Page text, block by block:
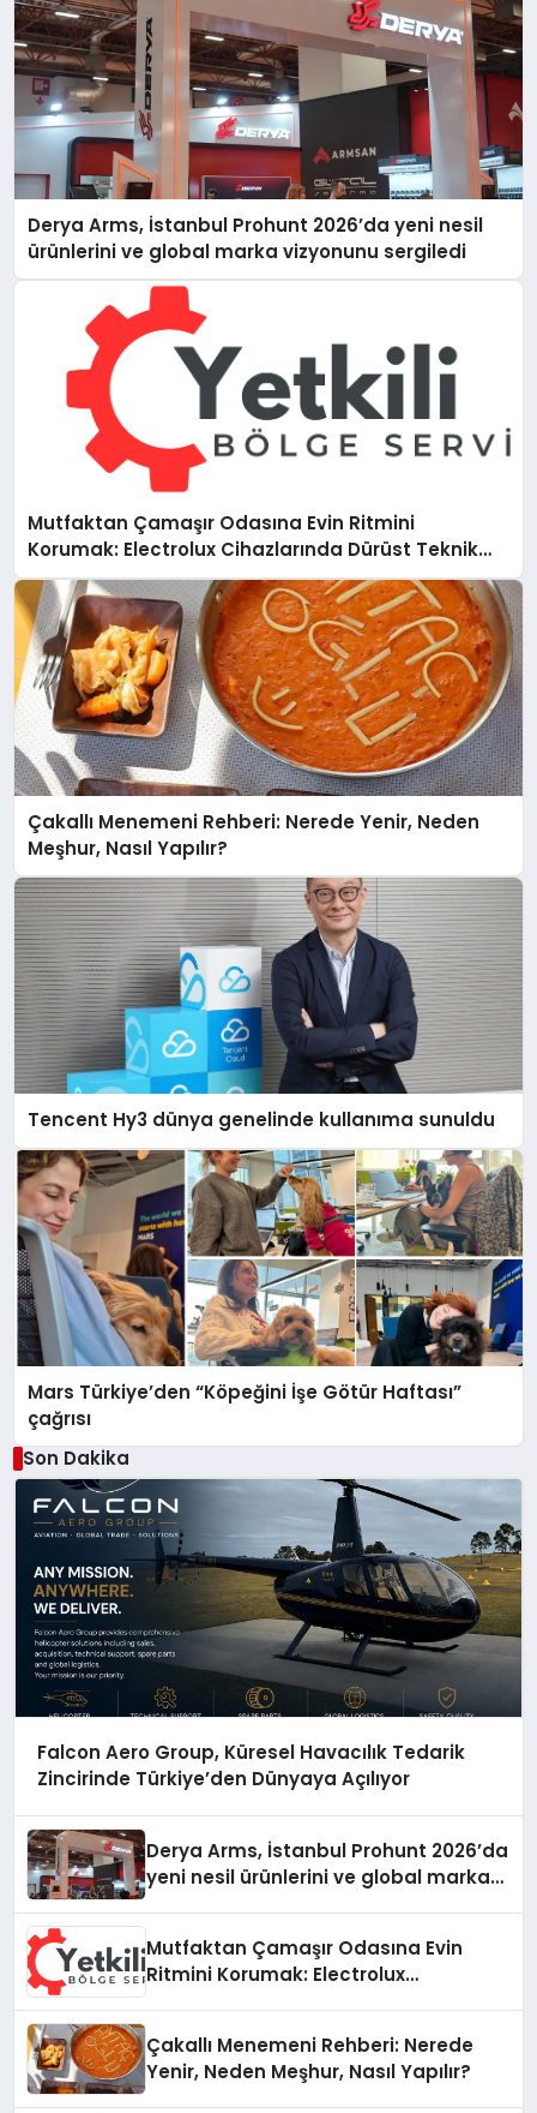
Derya Arms, İstanbul Prohunt 2026’da yeni nesil
ürünlerini ve global marka vizyonunu sergiledi
Mutfaktan Çamaşır Odasına Evin Ritmini
Korumak: Electrolux Cihazlarında Dürüst Teknik
Destek Deneyimi
Çakallı Menemeni Rehberi: Nerede Yenir, Neden
Meşhur, Nasıl Yapılır?
Tencent Hy3 dünya genelinde kullanıma sunuldu
Mars Türkiye’den “Köpeğini İşe Götür Haftası”
çağrısı
Son Dakika
Falcon Aero Group, Küresel Havacılık Tedarik
Zincirinde Türkiye’den Dünyaya Açılıyor
Derya Arms, İstanbul Prohunt 2026’da
yeni nesil ürünlerini ve global marka
Mutfaktan Çamaşır Odasına Evin
Ritmini Korumak: Electrolux
Çakallı Menemeni Rehberi: Nerede
Yenir, Neden Meşhur, Nasıl Yapılır?